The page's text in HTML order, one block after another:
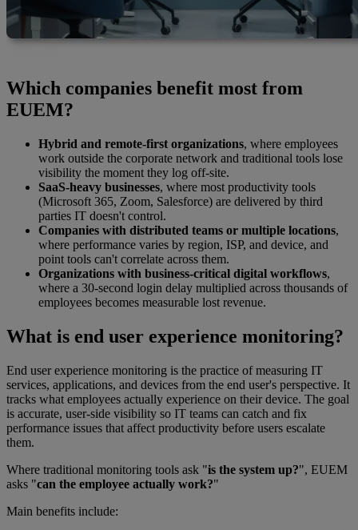
Which companies benefit most from
EUEM?
Hybrid and remote-first organizations, where employees
work outside the corporate network and traditional tools lose
visibility the moment they log off-site.
SaaS-heavy businesses, where most productivity tools
(Microsoft 365, Zoom, Salesforce) are delivered by third
parties IT doesn't control.
Companies with distributed teams or multiple locations,
where performance varies by region, ISP, and device, and
point tools can't correlate across them.
Organizations with business-critical digital workflows,
where a 30-second login delay multiplied across thousands of
employees becomes measurable lost revenue.
What is end user experience monitoring?
End user experience monitoring is the practice of measuring IT
services, applications, and devices from the end user's perspective. It
tracks what employees actually experience on their device. The goal
is accurate, user-side visibility so IT teams can catch and fix
performance issues that affect productivity before users escalate
them.
Where traditional monitoring tools ask "is the system up?", EUEM
asks "can the employee actually work?"
Main benefits include: